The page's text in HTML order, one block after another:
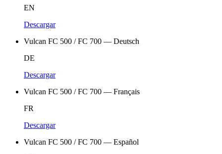
EN
Descargar
Vulcan FC 500 / FC 700 — Deutsch
DE
Descargar
Vulcan FC 500 / FC 700 — Français
FR
Descargar
Vulcan FC 500 / FC 700 — Español